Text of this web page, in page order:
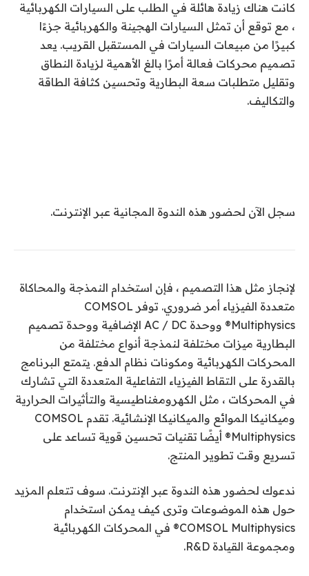
كانت هناك زيادة هائلة في الطلب على السيارات الكهربائية
، مع توقع أن تمثل السيارات الهجينة والكهربائية جزءًا
كبيرًا من مبيعات السيارات في المستقبل القريب. يعد
تصميم محركات فعالة أمرًا بالغ الأهمية لزيادة النطاق
وتقليل متطلبات سعة البطارية وتحسين كثافة الطاقة
والتكاليف.
سجل الآن لحضور هذه الندوة المجانية عبر الإنترنت.
لإنجاز مثل هذا التصميم ، فإن استخدام النمذجة والمحاكاة
متعددة الفيزياء أمر ضروري. توفر COMSOL
Multiphysics® ووحدة AC / DC الإضافية ووحدة تصميم
البطارية ميزات مختلفة لنمذجة أنواع مختلفة من
المحركات الكهربائية ومكونات نظام الدفع. يتمتع البرنامج
بالقدرة على التقاط الفيزياء التفاعلية المتعددة التي تشارك
في المحركات ، مثل الكهرومغناطيسية والتأثيرات الحرارية
وميكانيكا الموائع والميكانيكا الإنشائية. تقدم COMSOL
Multiphysics® أيضًا تقنيات تحسين قوية تساعد على
تسريع وقت تطوير المنتج.
ندعوك لحضور هذه الندوة عبر الإنترنت. سوف تتعلم المزيد
حول هذه الموضوعات وترى كيف يمكن استخدام
COMSOL Multiphysics® في المحركات الكهربائية
ومجموعة القيادة R&D.